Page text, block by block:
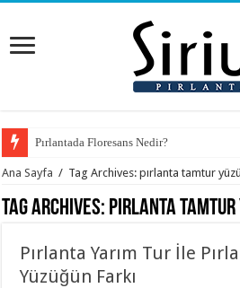
Pırlantada Floresans Nedir?
Ana Sayfa / Tag Archives: pırlanta tamtur
Tag Archives: pırlanta tamtur
Pırlanta Yarım Tur İle
Yüzüğün Farkı